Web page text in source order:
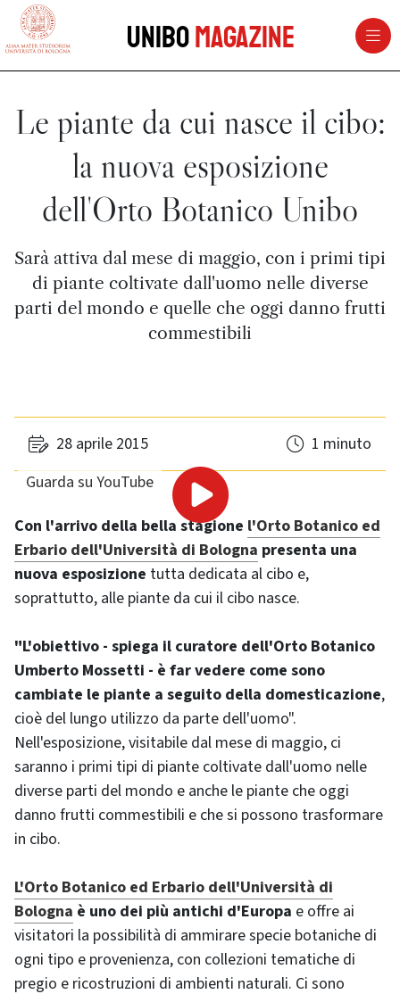
vai al contenuto della pagina
UniboMagazine
Le piante da cui nasce il cibo:
la nuova esposizione
dell'Orto Botanico Unibo
Sarà attiva dal mese di maggio, con i primi tipi
di piante coltivate dall'uomo nelle diverse
parti del mondo e quelle che oggi danno frutti
commestibili
28 aprile 2015
1 minuto
Guarda su YouTube
Con l'arrivo della bella stagione l'Orto Botanico ed
Erbario dell'Università di Bologna presenta una
nuova esposizione tutta dedicata al cibo e,
soprattutto, alle piante da cui il cibo nasce.
"L'obiettivo - spiega il curatore dell'Orto Botanico
Umberto Mossetti - è far vedere come sono
cambiate le piante a seguito della domesticazione,
cioè del lungo utilizzo da parte dell'uomo".
Nell'esposizione, visitabile dal mese di maggio, ci
saranno i primi tipi di piante coltivate dall'uomo nelle
diverse parti del mondo e anche le piante che oggi
danno frutti commestibili e che si possono trasformare
in cibo.
L'Orto Botanico ed Erbario dell'Università di
Bologna è uno dei più antichi d'Europa e offre ai
visitatori la possibilità di ammirare specie botaniche di
ogni tipo e provenienza, con collezioni tematiche di
pregio e ricostruzioni di ambienti naturali. Ci sono